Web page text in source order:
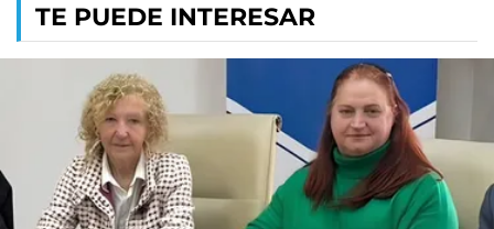
TE PUEDE INTERESAR